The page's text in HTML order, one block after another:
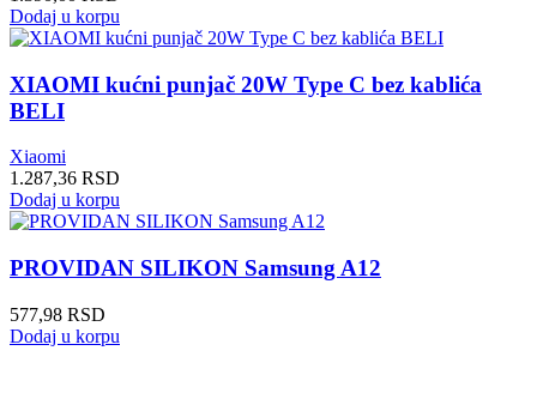
Dodaj u korpu
XIAOMI kućni punjač 20W Type C bez kablića
BELI
Xiaomi
1.287,36 RSD
Dodaj u korpu
PROVIDAN SILIKON Samsung A12
577,98 RSD
Dodaj u korpu